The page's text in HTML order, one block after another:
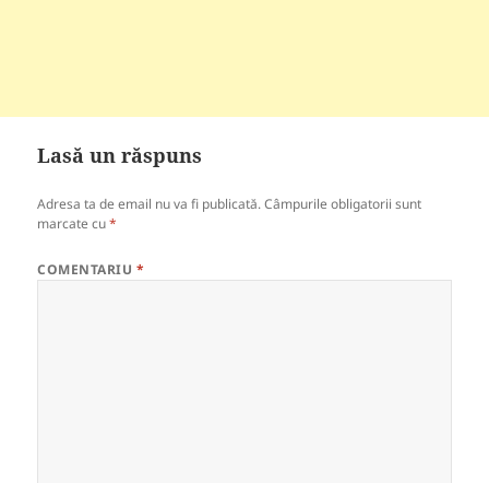
Lasă un răspuns
Adresa ta de email nu va fi publicată. Câmpurile obligatorii sunt
marcate cu*
COMENTARIU *